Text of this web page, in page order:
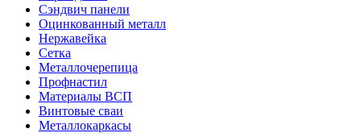
Сэндвич панели
Оцинкованный металл
Нержавейка
Сетка
Металлочерепица
Профнастил
Материалы ВСП
Винтовые сваи
Металлокаркасы